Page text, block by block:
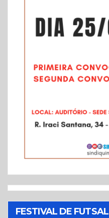
FESTIVAL DE FUTSAL